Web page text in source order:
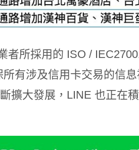
者所採用的 ISO /
有涉及信用卡交易的信
擴大發展，LINE 也正在